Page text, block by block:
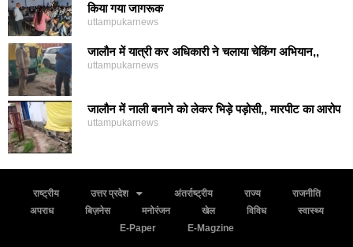
किया गया जागरूक
uttampukarnews
जालौन में यात्री कर अधिकारी ने चलाया चेकिंग अभियान,,
uttampukarnews
जालौन में नाली बनाने को लेकर भिड़े पड़ोसी,, मारपीट का आरोप
uttampukarnews
राष्ट्रीय उत्तर प्रदेश अंतर्राष्ट्रीय राज्य
राजनीति
अपराध
बिज़नेस मनोरंजन खेल विविध
स्वास्थ्य
E-Paper
E-Magzine